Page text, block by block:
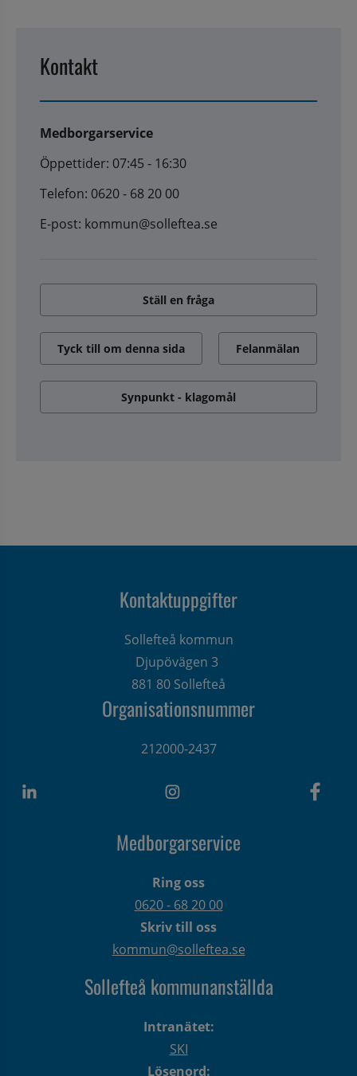
Kontakt
Medborgarservice
Öppettider: 07:45 - 16:30
Telefon: 0620 - 68 20 00
E-post: kommun@solleftea.se
Ställ en fråga
Tyck till om denna sida Felanmälan
Synpunkt - klagomål
Kontaktuppgifter
Sollefteå kommun
Djupövägen 3
881 80 Sollefteå
Organisationsnummer
212000-2437
Medborgarservice
Ring oss
0620 - 68 20 00
Skriv till oss
kommun@solleftea.se
Sollefteå kommunanställda
Intranätet:
SKI
Lösenord: